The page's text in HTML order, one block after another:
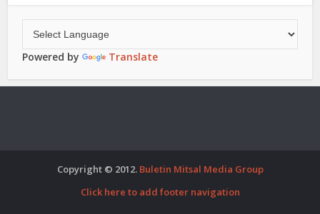
Powered by Translate
Copyright © 2012. Buletin Mitsal Media Group
Click here to add footer navigation